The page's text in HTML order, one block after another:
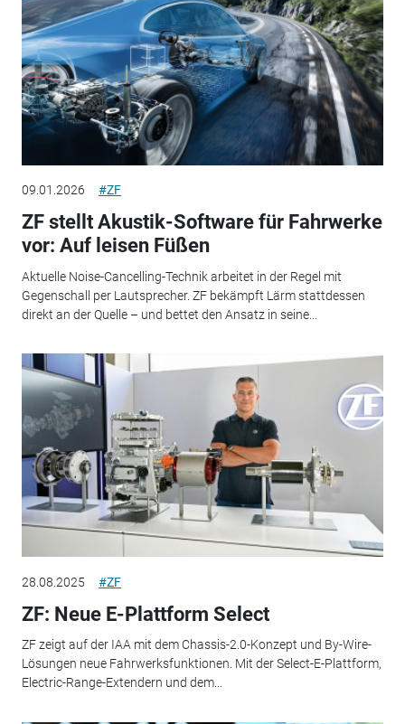
09.01.2026 #ZF
ZF stellt Akustik-Software für Fahrwerke
vor: Auf leisen Füßen
Aktuelle Noise-Cancelling-Technik arbeitet in der Regel mit
Gegenschall per Lautsprecher. ZF bekämpft Lärm stattdessen
direkt an der Quelle – und bettet den Ansatz in seine...
28.08.2025 #ZF
ZF: Neue E-Plattform Select
ZF zeigt auf der IAA mit dem Chassis-2.0-Konzept und By-Wire-
Lösungen neue Fahrwerksfunktionen. Mit der Select-E-Plattform,
Electric-Range-Extendern und dem...